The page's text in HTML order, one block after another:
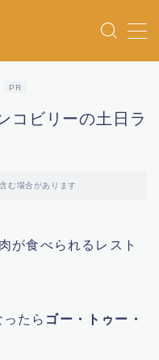
PR
コビリーの土日ラ
む場合があります
が食べられるレスト
たら ゴー・トゥー・